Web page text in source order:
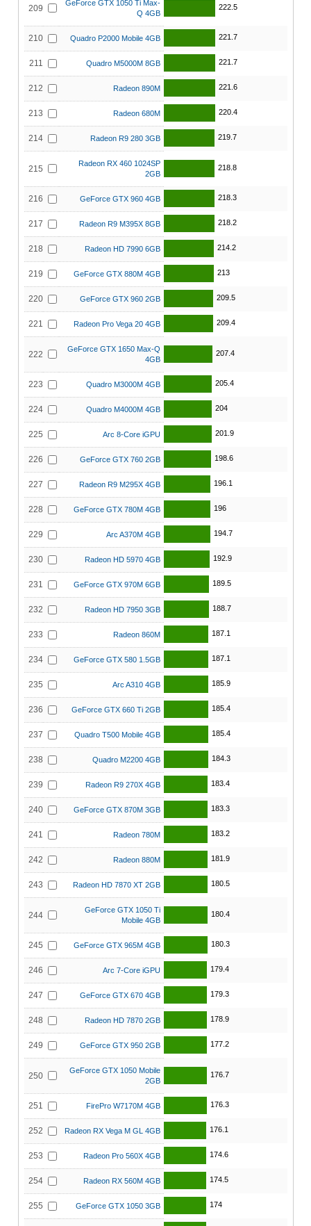
209
GeForce GTX 1050 Ti Max-
Q 4GB
222.5
210 Quadro P2000 Mobile 4GB 221.7
211 Quadro M5000M 8GB 221.7
212 Radeon 890M 221.6
213 Radeon 680M 220.4
214 Radeon R9 280 3GB 219.7
215
Radeon RX 460 1024SP
2GB
218.8
216 GeForce GTX 960 4GB 218.3
217 Radeon R9 M395X 8GB 218.2
218 Radeon HD 7990 6GB 214.2
219 GeForce GTX 880M 4GB 213
220 GeForce GTX 960 2GB 209.5
221 Radeon Pro Vega 20 4GB 209.4
222
GeForce GTX 1650 Max-Q
4GB
207.4
223 Quadro M3000M 4GB 205.4
224 Quadro M4000M 4GB 204
225 Arc 8-Core iGPU 201.9
226 GeForce GTX 760 2GB 198.6
227 Radeon R9 M295X 4GB 196.1
228 GeForce GTX 780M 4GB 196
229 Arc A370M 4GB 194.7
230 Radeon HD 5970 4GB 192.9
231 GeForce GTX 970M 6GB 189.5
232 Radeon HD 7950 3GB 188.7
233 Radeon 860M 187.1
234 GeForce GTX 580 1.5GB 187.1
235 Arc A310 4GB 185.9
236 GeForce GTX 660 Ti 2GB 185.4
237 Quadro T500 Mobile 4GB 185.4
238 Quadro M2200 4GB 184.3
239 Radeon R9 270X 4GB 183.4
240 GeForce GTX 870M 3GB 183.3
241 Radeon 780M 183.2
242 Radeon 880M 181.9
243 Radeon HD 7870 XT 2GB 180.5
244
GeForce GTX 1050 Ti
Mobile 4GB
180.4
245 GeForce GTX 965M 4GB 180.3
246 Arc 7-Core iGPU 179.4
247 GeForce GTX 670 4GB 179.3
248 Radeon HD 7870 2GB 178.9
249 GeForce GTX 950 2GB 177.2
250
GeForce GTX 1050 Mobile
2GB
176.7
251 FirePro W7170M 4GB 176.3
252 Radeon RX Vega M GL 4GB 176.1
253 Radeon Pro 560X 4GB 174.6
254 Radeon RX 560M 4GB 174.5
255 GeForce GTX 1050 3GB 174